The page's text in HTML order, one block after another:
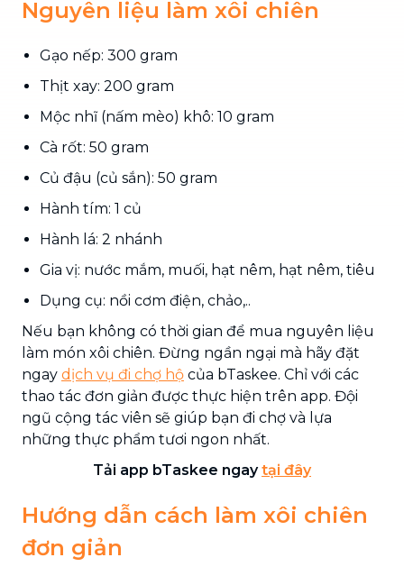
Nguyên liệu làm xôi chiên
Gạo nếp: 300 gram
Thịt xay: 200 gram
Mộc nhĩ (nấm mèo) khô: 10 gram
Cà rốt: 50 gram
Củ đậu (củ sắn): 50 gram
Hành tím: 1 củ
Hành lá: 2 nhánh
Gia vị: nước mắm, muối, hạt nêm, hạt nêm, tiêu
Dụng cụ: nồi cơm điện, chảo,..
Nếu bạn không có thời gian để mua nguyên liệu
làm món xôi chiên. Đừng ngần ngại mà hãy đặt
ngay dịch vụ đi chợ hộ của bTaskee. Chỉ với các
thao tác đơn giản được thực hiện trên app. Đội
ngũ cộng tác viên sẽ giúp bạn đi chợ và lựa
những thực phẩm tươi ngon nhất.
Tải app bTaskee ngaytại đây
Hướng dẫn cách làm xôi chiên
đơn giản